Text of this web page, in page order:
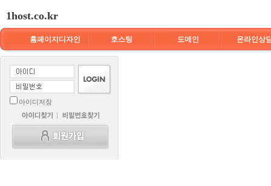
1host.co.kr
홈페이지디자인 호스팅 도메인 온라인상
아이디저장